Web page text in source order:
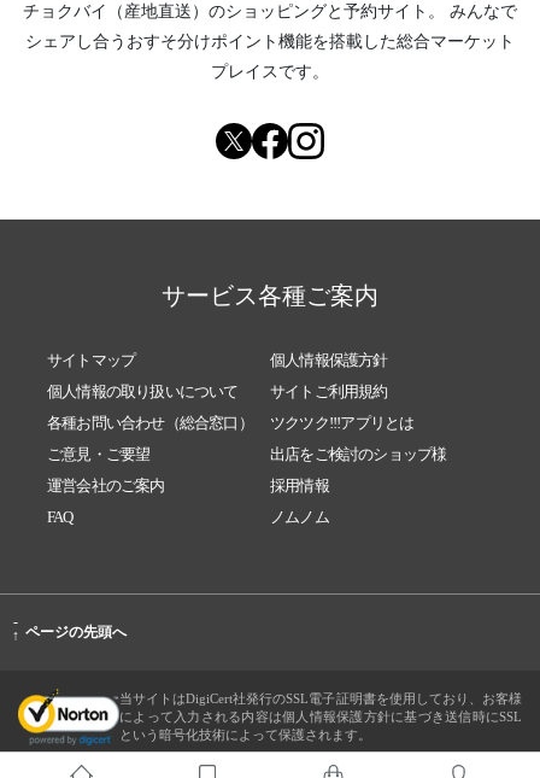
チョクバイ（産地直送） のショッピングと予約サイト。
みんなで
シェアし合う おすそ分けポイント機能を搭載した総合マーケット
プレイスです。
サービス各種ご案内
サイトマップ
個人情報保護方針
個人情報の取り扱いについて
サイトご利用規約
各種お問い合わせ（総合窓口）
ツクツク!!!アプリとは
ご意見・ご要望
出店をご検討のショップ様
運営会社のご案内
採用情報
FAQ
ノムノム
-
↑ ページの先頭へ
当サイトはDigiCert社発行のSSL電子証明書を使用しており、お客様
によって入力される内容は個人情報保護方針に基づき送信時にSSL
という暗号化技術によって保護されます。